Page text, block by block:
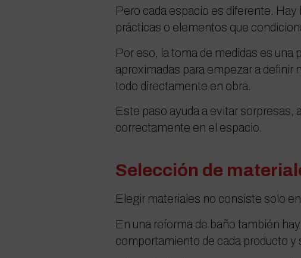
Pero cada espacio es diferente.
prácticas o elementos que
Por eso, la toma de medidas es
aproximadas para empezar a
todo directamente en obra.
Este paso ayuda a evitar sorpresas,
correctamente en el espacio.
Selección de
Elegir materiales no consiste solo
En una reforma de baño también
comportamiento de cada producto y